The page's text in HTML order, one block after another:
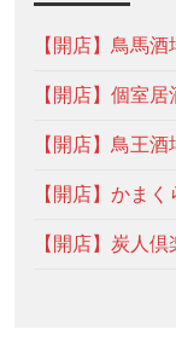
【開店】鳥馬
【開店】個室
【開店】鳥王酒
【開店】かま
【開店】炭人